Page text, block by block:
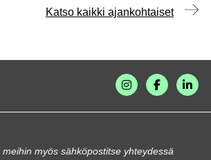
Katso kaikki ajankohtaiset
myös sähköpostitse yhteydessä